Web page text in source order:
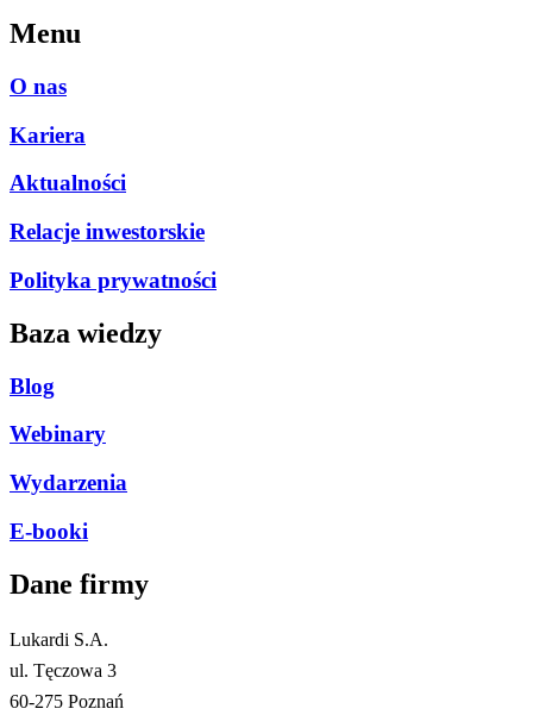
Menu
O nas
Kariera
Aktualności
Relacje inwestorskie
Polityka prywatności
Baza wiedzy
Blog
Webinary
Wydarzenia
E-booki
Dane firmy​
Lukardi S.A.
ul. Tęczowa 3
60-275 Poznań